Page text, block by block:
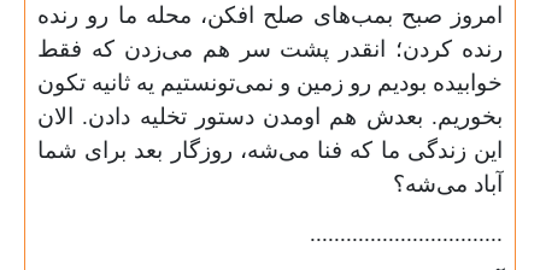
امروز صبح بمب‌های صلح افکن، محله ما رو رنده
رنده کردن؛ انقدر پشت سر هم می‌زدن که فقط
خوابیده بودیم رو زمین و نمی‌تونستیم یه ثانیه تکون
بخوریم. بعدش هم اومدن دستور تخلیه دادن. الان
این زندگی ما که فنا می‌شه، روزگار بعد برای شما
آباد می‌شه؟
................................